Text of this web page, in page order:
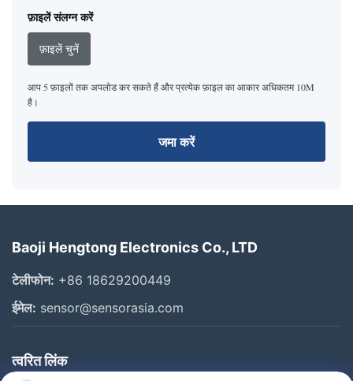
फ़ाइलें संलग्न करें
फ़ाइलें चुनें
आप 5 फ़ाइलों तक अपलोड कर सकते हैं और प्रत्येक फ़ाइल का आकार अधिकतम 10M
है।
जमा करें
Baoji Hengtong Electronics Co., LTD
टेलीफोन: +86 18629200449
ईमेल: sensor@sensorasia.com
त्वरित लिंक